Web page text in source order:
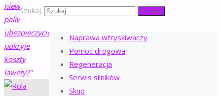
Szukaj: Szukaj
niewłaściwego
paliwa – czy
ubezpieczyciel
pokryje
koszty
lawety?"
Naprawa wtryskiwaczy
Pomoc drogowa
Regeneracja
Serwis silników
Skup